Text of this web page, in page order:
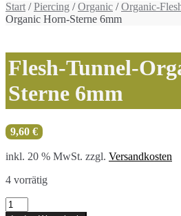
Start /Piercing /Organic /Organic-
Organic Horn-Sterne 6mm
Flesh-Tunnel-
Sterne 6mm
9,60 €
inkl. 20 % MwSt. zzgl. Versandkosten
4 vorrätig
Flesh-